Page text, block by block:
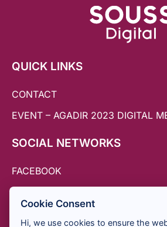
QUICK LINKS
CONTACT
EVENT – AGADIR 2023 DIGITAL
SOCIAL NETWORKS
FACEBOOK
Cookie Consent
Hi, we use cookies to ensure the